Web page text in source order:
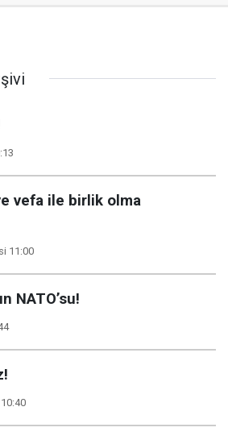
vefa ile birlik olma
11:00
NATO’su!